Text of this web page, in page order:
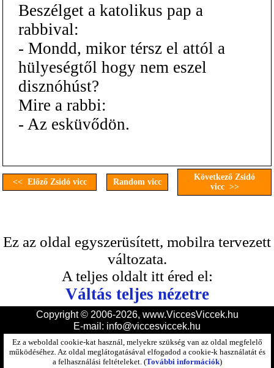
Beszélget a katolikus pap a
rabbival:
- Mondd, mikor térsz el attól a
hülyeségtől hogy nem eszel
disznóhúst?
Mire a rabbi:
- Az esküvődön.
<< Előző Zsidó vicc Random vicc
Következő Zsidó
vicc >>
Ez az oldal egyszerüsített, mobilra tervezett
változata.
A teljes oldalt itt éred el:
Váltás teljes nézetre
Copyright © 2006-2026, www.ViccesViccek.hu
E-mail: info@viccesviccek.hu
Ez a weboldal cookie-kat használ, melyekre szükség van az oldal megfelelő
működéséhez. Az oldal meglátogatásával elfogadod a cookie-k használatát és
a felhasználási feltételeket. (További információk)